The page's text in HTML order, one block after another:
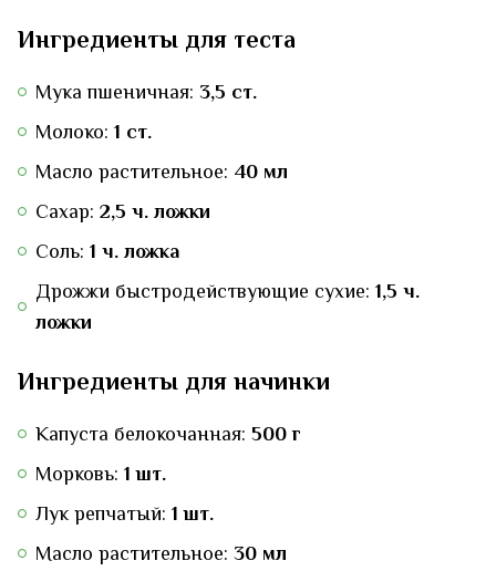
Ингредиенты для теста
Мука пшеничная: 3,5 ст.
Молоко: 1 ст.
Масло растительное: 40 мл
Сахар: 2,5 ч. ложки
Соль: 1 ч. ложка
Дрожжи быстродействующие сухие: 1,5 ч.
ложки
Ингредиенты для начинки
Капуста белокочанная: 500 г
Морковь: 1 шт.
Лук репчатый: 1 шт.
Масло растительное: 30 мл